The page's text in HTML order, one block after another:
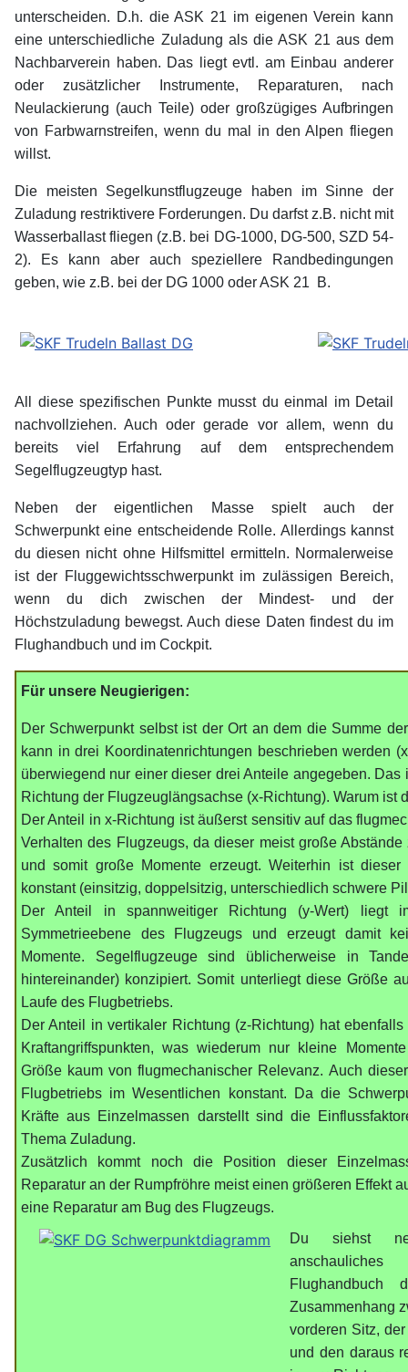
unterscheiden. D.h. die ASK 21 im eigenen Verein kann
eine unterschiedliche Zuladung als die ASK 21 aus dem
Nachbarverein haben. Das liegt evtl. am Einbau anderer
oder zusätzlicher Instrumente, Reparaturen, nach
Neulackierung (auch Teile) oder großzügiges Aufbringen
von Farbwarnstreifen, wenn du mal in den Alpen fliegen
willst.
Die meisten Segelkunstflugzeuge haben im Sinne der
Zuladung restriktivere Forderungen. Du darfst z.B. nicht mit
Wasserballast fliegen (z.B. bei DG-1000, DG-500, SZD 54-
2). Es kann aber auch speziellere Randbedingungen
geben, wie z.B. bei der DG 1000 oder ASK 21
B.
All diese spezifischen Punkte musst du einmal im Detail
nachvollziehen. Auch oder gerade vor allem, wenn du
bereits viel Erfahrung auf dem entsprechendem
Segelflugzeugtyp hast.
Neben der eigentlichen Masse spielt auch der
Schwerpunkt eine entscheidende Rolle. Allerdings kannst
du diesen nicht ohne Hilfsmittel ermitteln. Normalerweise
ist der Fluggewichtsschwerpunkt im zulässigen Bereich,
wenn du dich zwischen der Mindest- und der
Höchstzuladung bewegst. Auch diese Daten findest du im
Flughandbuch und im Cockpit.
Für unsere Neugierigen:
Der Schwerpunkt selbst ist der Ort an dem die Summe
kann in drei Koordinatenrichtungen beschrieben werden
überwiegend nur einer dieser drei Anteile angegeben. Das
Richtung der Flugzeuglängsachse (x-Richtung). Warum ist
Der Anteil in x-Richtung ist äußerst sensitiv auf das
Verhalten des Flugzeugs, da dieser meist große Abstände
und somit große Momente erzeugt. Weiterhin ist
konstant (einsitzig, doppelsitzig, unterschiedlich schwere
Der Anteil in spannweitiger Richtung (y-Wert) liegt
Symmetrieebene des Flugzeugs und erzeugt damit
Momente. Segelflugzeuge sind üblicherweise in
hintereinander) konzipiert. Somit unterliegt diese Größe
Laufe des Flugbetriebs.
Der Anteil in vertikaler Richtung (z-Richtung) hat
Kraftangriffspunkten, was wiederum nur kleine
Größe kaum von flugmechanischer Relevanz. Auch
Flugbetriebs im Wesentlichen konstant.
Da die
Kräfte aus Einzelmassen darstellt sind die
Thema Zuladung.
Zusätzlich kommt noch die Position dieser
Reparatur an der Rumpfröhre meist einen größeren Effekt
eine Reparatur am Bug des Flugzeugs.
Du siehst
Flughandbuch
Zusammenhang
vorderen Sitz,
und den daraus